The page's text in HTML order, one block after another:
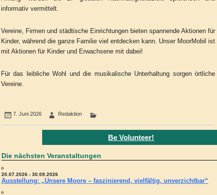
informativ vermittelt.
Vereine, Firmen und städtische Einrichtungen bieten spannende Aktionen für
Kinder, während die ganze Familie viel entdecken kann. Unser MoorMobil ist
mit Aktionen für Kinder und Erwachsene mit dabei!
Für das leibliche Wohl und die musikalische Unterhaltung sorgen örtliche
Vereine.
7. Juni 2026 Redaktion
Be Volunteer!
Die nächsten Veranstaltungen
20.07.2026 - 30.09.2026
Ausstellung: „Unsere Moore – faszinierend, vielfältig, unverzichtbar“